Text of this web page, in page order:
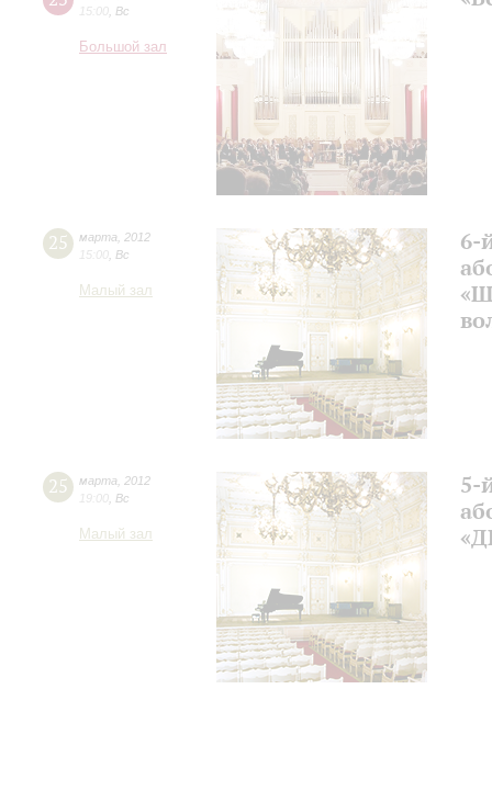
15:00 Вс
Большой зал
25 марта
2012
15:00 Вс
Малый зал
6-
25 марта
2012
19:00 Вс
Малый зал
5-